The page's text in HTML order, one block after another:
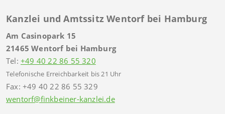
Kanzlei und Amtssitz Wentorf bei Hamburg
Am Casinopark 15
21465 Wentorf bei Hamburg
Tel: +49 40 22 86 55 320
Telefonische Erreichbarkeit bis 21 Uhr
Fax: +49 40 22 86 55 329
wentorf@finkbeiner-kanzlei.de